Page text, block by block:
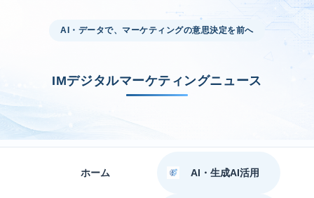
AI・データで、マーケティングの意思決定を前へ
IMデジタルマーケティングニュース
ホーム AI・生成AI活用